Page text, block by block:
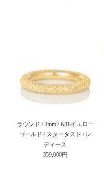
ラウンド / 3mm / K18イエロー
ゴールド / スターダスト / レ
ディース
359,000円